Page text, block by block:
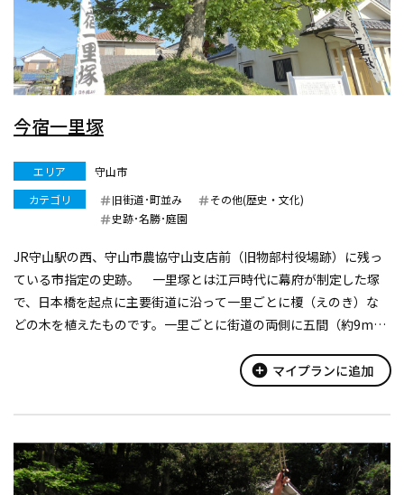
今宿一里塚
エリア
守山市
カテゴリ
旧街道･町並み
その他(歴史・文化)
史跡･名勝･庭園
JR守山駅の西、守山市農協守山支店前（旧物部村役場跡）に残っ
ている市指定の史跡。 一里塚とは江戸時代に幕府が制定した塚
で、日本橋を起点に主要街道に沿って一里ごとに榎（えのき）な
どの木を植えたものです。一里ごとに街道の両側に五間（約9m）
add_circle マイプランに追加